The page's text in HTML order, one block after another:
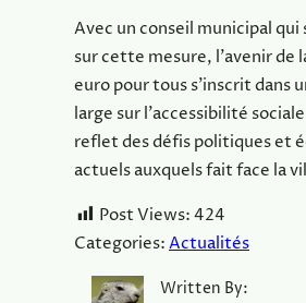
Avec un conseil municipal qui
sur cette mesure, l’avenir de
euro pour tous s’inscrit dans
large sur l’accessibilité
reflet des défis politiques et
actuels auxquels fait face la
Post Views:424
Categories:Actualités
Written By: